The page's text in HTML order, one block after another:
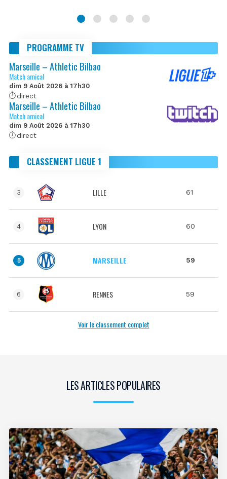
PROGRAMME TV
Marseille – Athletic Bilbao
Match amical
dim 9 Août 2026 à 17h30
direct
Marseille – Athletic Bilbao
Match amical
dim 9 Août 2026 à 17h30
direct
CLASSEMENT LIGUE 1
3 LILLE 61
4 LYON 60
5 MARSEILLE 59
6 RENNES 59
Voir le classement complet
LES ARTICLES POPULAIRES